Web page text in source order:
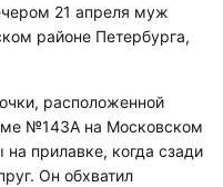
21 апреля муж
районе Петербурга,
расположенной
№143А на Московском
прилавке, когда сзади
Он обхватил